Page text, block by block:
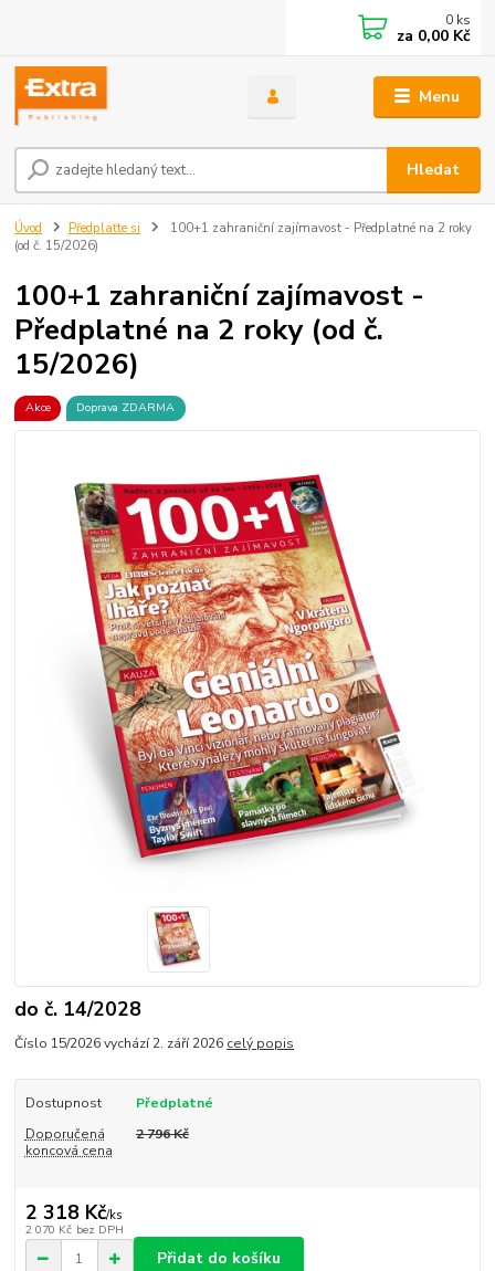
Menu
Hledat
0 ks
za 0,00 Kč
Úvod Předplaťte si
100+1 zahraniční zajímavost - Předplatné na 2 roky
(od č. 15/2026)
100+1 zahraniční zajímavost -
Předplatné na 2 roky (od č.
15/2026)
Akce Doprava ZDARMA
do č. 14/2028
Číslo 15/2026 vychází 2. září 2026 celý popis
Dostupnost
Předplatné
Doporučená
koncová cena
2 796 Kč
2 318 Kč/ks
2 070 Kč bez DPH
Přidat do košíku